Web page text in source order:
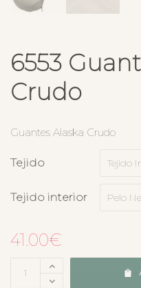
6553
Crudo
Guantes Alaska Crudo
Tejido
Tejido interior
41.00€